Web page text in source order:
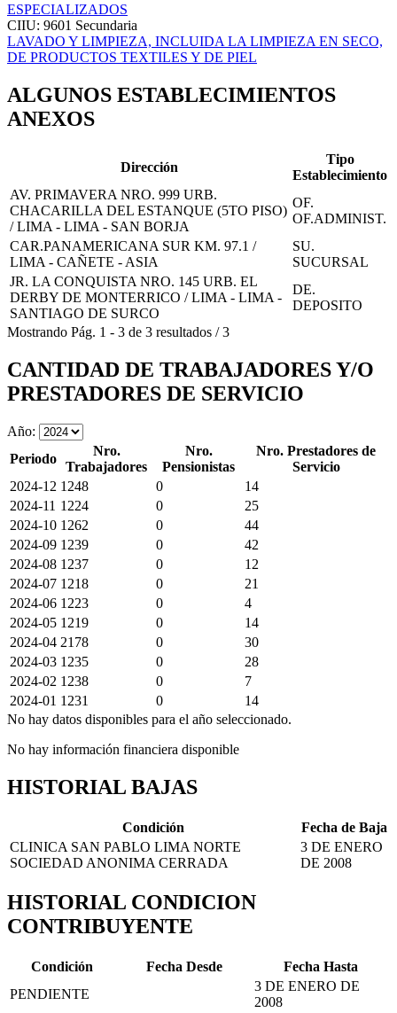
ESPECIALIZADOS
CIIU: 9601 Secundaria
LAVADO Y LIMPIEZA, INCLUIDA LA LIMPIEZA EN SECO,
DE PRODUCTOS TEXTILES Y DE PIEL
ALGUNOS ESTABLECIMIENTOS
ANEXOS
Dirección
Tipo
Establecimiento
AV. PRIMAVERA NRO. 999 URB.
CHACARILLA DEL ESTANQUE (5TO PISO)
/ LIMA - LIMA - SAN BORJA
OF.
OF.ADMINIST.
CAR.PANAMERICANA SUR KM. 97.1 /
LIMA - CAÑETE - ASIA
SU.
SUCURSAL
JR. LA CONQUISTA NRO. 145 URB. EL
DERBY DE MONTERRICO / LIMA - LIMA -
SANTIAGO DE SURCO
DE.
DEPOSITO
Mostrando Pág. 1 - 3 de 3 resultados /3
CANTIDAD DE TRABAJADORES Y/O
PRESTADORES DE SERVICIO
Año:
Periodo
Nro.
Trabajadores
Nro.
Pensionistas
Nro. Prestadores de
Servicio
2024-12 1248 0
14
2024-11 1224 0
25
2024-10 1262 0
44
2024-09 1239 0
42
2024-08 1237 0
12
2024-07 1218 0
21
2024-06 1223 0
4
2024-05 1219 0
14
2024-04 2178 0
30
2024-03 1235 0
28
2024-02 1238 0
7
2024-01 1231 0
14
No hay datos disponibles para el año seleccionado.
No hay información financiera disponible
HISTORIAL BAJAS
Condición
Fecha de Baja
CLINICA SAN PABLO LIMA NORTE
SOCIEDAD ANONIMA CERRADA
3 DE ENERO
DE 2008
HISTORIAL CONDICION
CONTRIBUYENTE
Condición Fecha Desde
Fecha Hasta
PENDIENTE
3 DE ENERO DE
2008